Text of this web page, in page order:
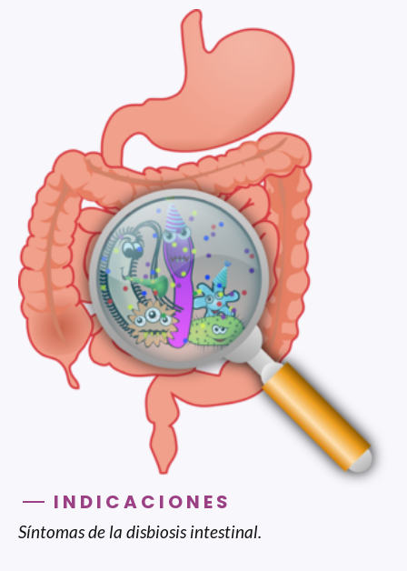
INDICACIONES
Síntomas de la disbiosis intestinal.